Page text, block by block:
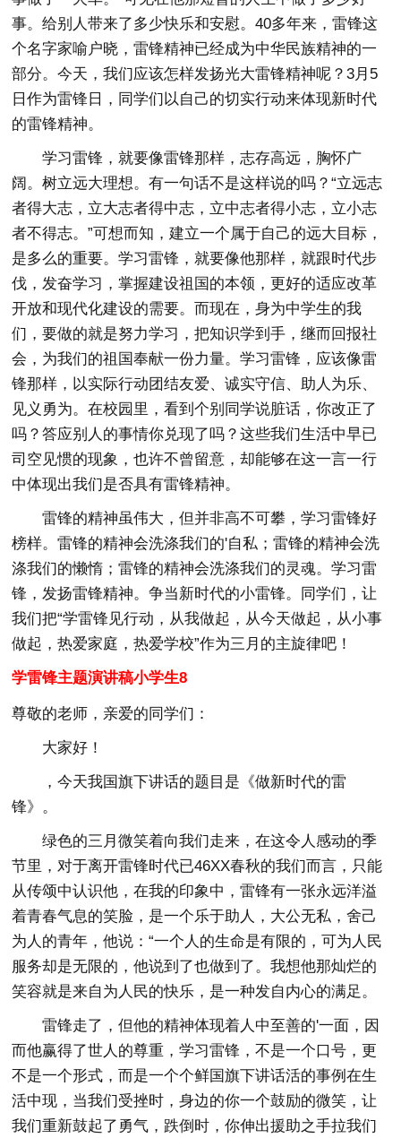
事。给别人带来了多少快乐和安慰。40多年来，雷锋这
个名字家喻户晓，雷锋精神已经成为中华民族精神的一
部分。今天，我们应该怎样发扬光大雷锋精神呢？3月5
日作为雷锋日，同学们以自己的切实行动来体现新时代
的雷锋精神。
学习雷锋，就要像雷锋那样，志存高远，胸怀广
阔。树立远大理想。有一句话不是这样说的吗？“立远志
者得大志，立大志者得中志，立中志者得小志，立小志
者不得志。”可想而知，建立一个属于自己的远大目标，
是多么的重要。学习雷锋，就要像他那样，就跟时代步
伐，发奋学习，掌握建设祖国的本领，更好的适应改革
开放和现代化建设的需要。而现在，身为中学生的我
们，要做的就是努力学习，把知识学到手，继而回报社
会，为我们的祖国奉献一份力量。学习雷锋，应该像雷
锋那样，以实际行动团结友爱、诚实守信、助人为乐、
见义勇为。在校园里，看到个别同学说脏话，你改正了
吗？答应别人的事情你兑现了吗？这些我们生活中早已
司空见惯的现象，也许不曾留意，却能够在这一言一行
中体现出我们是否具有雷锋精神。
雷锋的精神虽伟大，但并非高不可攀，学习雷锋好
榜样。雷锋的精神会洗涤我们的'自私；雷锋的精神会洗
涤我们的懒惰；雷锋的精神会洗涤我们的灵魂。学习雷
锋，发扬雷锋精神。争当新时代的小雷锋。同学们，让
我们把“学雷锋见行动，从我做起，从今天做起，从小事
做起，热爱家庭，热爱学校”作为三月的主旋律吧！
学雷锋主题演讲稿小学生8
尊敬的老师，亲爱的同学们：
大家好！
，今天我国旗下讲话的题目是《做新时代的雷
锋》。
绿色的三月微笑着向我们走来，在这令人感动的季
节里，对于离开雷锋时代已46XX春秋的我们而言，只能
从传颂中认识他，在我的印象中，雷锋有一张永远洋溢
着青春气息的笑脸，是一个乐于助人，大公无私，舍己
为人的青年，他说：“一个人的生命是有限的，可为人民
服务却是无限的，他说到了也做到了。我想他那灿烂的
笑容就是来自为人民的快乐，是一种发自内心的满足。
雷锋走了，但他的精神体现着人中至善的'一面，因
而他赢得了世人的尊重，学习雷锋，不是一个口号，更
不是一个形式，而是一个个鲜国旗下讲话活的事例在生
活中现，当我们受挫时，身边的你一个鼓励的微笑，让
我们重新鼓起了勇气，跌倒时，你伸出援助之手拉我们